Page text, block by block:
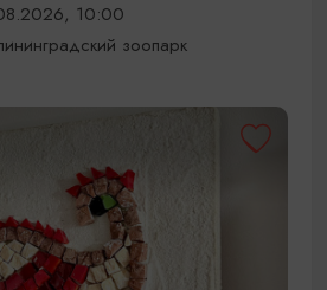
10:00
зоопарк